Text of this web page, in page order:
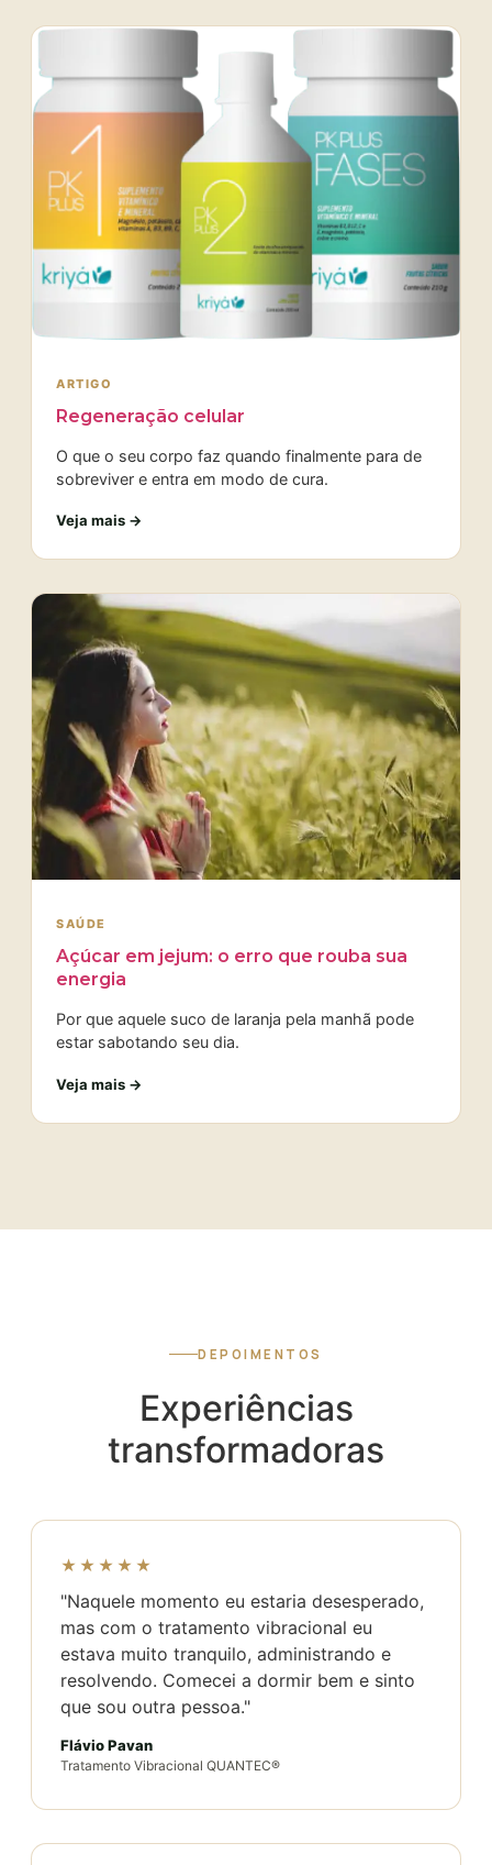
ARTIGO
Regeneração celular
O que o seu corpo faz quando finalmente para de
sobreviver e entra em modo de cura.
Veja mais →
SAÚDE
Açúcar em jejum: o erro que rouba sua
energia
Por que aquele suco de laranja pela manhã pode
estar sabotando seu dia.
Veja mais →
DEPOIMENTOS
Experiências
transformadoras
★★★★★
"Naquele momento eu estaria desesperado,
mas com o tratamento vibracional eu
estava muito tranquilo, administrando e
resolvendo. Comecei a dormir bem e sinto
que sou outra pessoa."
Flávio Pavan
Tratamento Vibracional QUANTEC®